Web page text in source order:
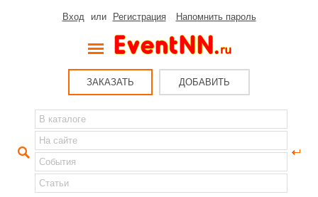
Вход или Регистрация Напомнить пароль
ЗАКАЗАТЬ ДОБАВИТЬ